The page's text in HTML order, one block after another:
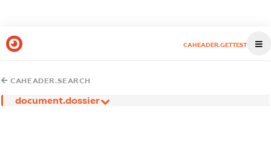
CAHEADER.GETTEST
CAHEADER.SEARCH
document.dossier